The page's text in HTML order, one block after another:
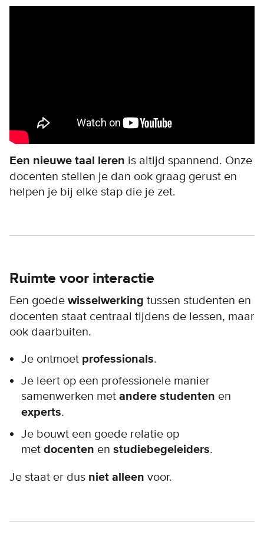
Een nieuwe taal leren is altijd spannend. Onze
docenten stellen je dan ook graag gerust en
helpen je bij elke stap die je zet.
Ruimte voor interactie
Een goede wisselwerking tussen studenten en
docenten staat centraal tijdens de lessen, maar
ook daarbuiten.
Je ontmoet professionals.
Je leert op een professionele manier
samenwerken met andere studenten en
experts.
Je bouwt een goede relatie op
met docenten en studiebegeleiders.
Je staat er dus niet alleen voor.